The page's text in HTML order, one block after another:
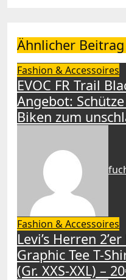
Ähnlicher Beitrag
Fashion & Accessoires
EVOC FR Trail
Angebot:
Biken zum
Fashion & Accessoires
Levi’s Herren
Graphic Tee T-
(Gr. XXS-XXL) –